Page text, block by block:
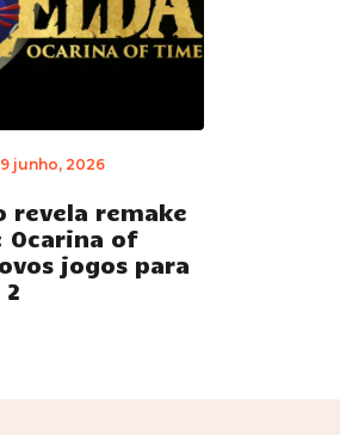
9 junho, 2026
revela remake
Ocarina of
jogos para